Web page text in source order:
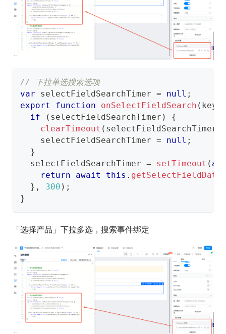
// 下拉单选搜索选项
var selectFieldSearchTimer = null ;
export
function onSelectFieldSearch (
if
( selectFieldSearchTimer )
{
clearTimeout ( selectFieldSearchTimer
    selectFieldSearchTimer
= null ;
}
  selectFieldSearchTimer
= setTimeout (
return
await this .
} , 300 ) ;
}
「选择产品」下拉多选，搜索事件绑定